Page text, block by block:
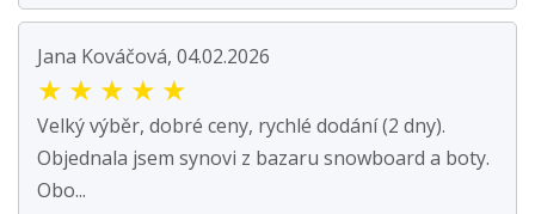
Jana Kováčová, 04.02.2026
★ ★ ★ ★ ★
Velký výběr, dobré ceny, rychlé dodání (2 dny).
Objednala jsem synovi z bazaru snowboard a boty.
Obo...